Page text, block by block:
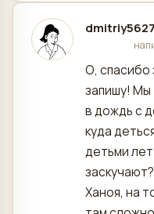
dmitriy5627
О, спасибо
запишу! Мы
в дождь с
куда
детьми
Ханоя, на